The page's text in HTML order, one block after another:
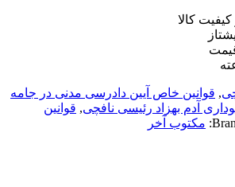
کالا
, قوانین خاص آیین دادرسی مدنی در جامه
آدم بهزاد رئیسی نافچی, قوانین
مکتوب آخر